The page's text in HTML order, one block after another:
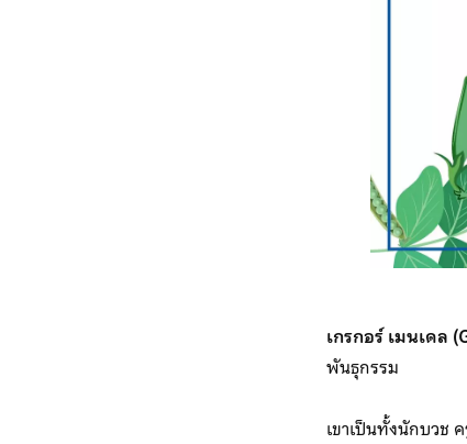
เกรกอร์ เมนเดล
พันธุกรรม
เขาเป็นทั้งนักบวช